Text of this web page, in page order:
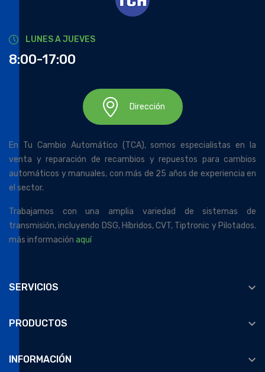
LUNES A JUEVES
8:00-17:00
Dirección
En Tu Cambio Automático (TCA), somos especialistas en la
venta y reparación de recambios y repuestos para cambios
automáticos y manuales, con más de 25 años de experiencia en
el sector.
Trabajamos con una amplia variedad de sistemas de
transmisión, incluyendo DSG, Híbridos, CVT, Tiptronic y Pilotados.
más información aquí
SERVICIOS 
PRODUCTOS 
INFORMACIÓN 